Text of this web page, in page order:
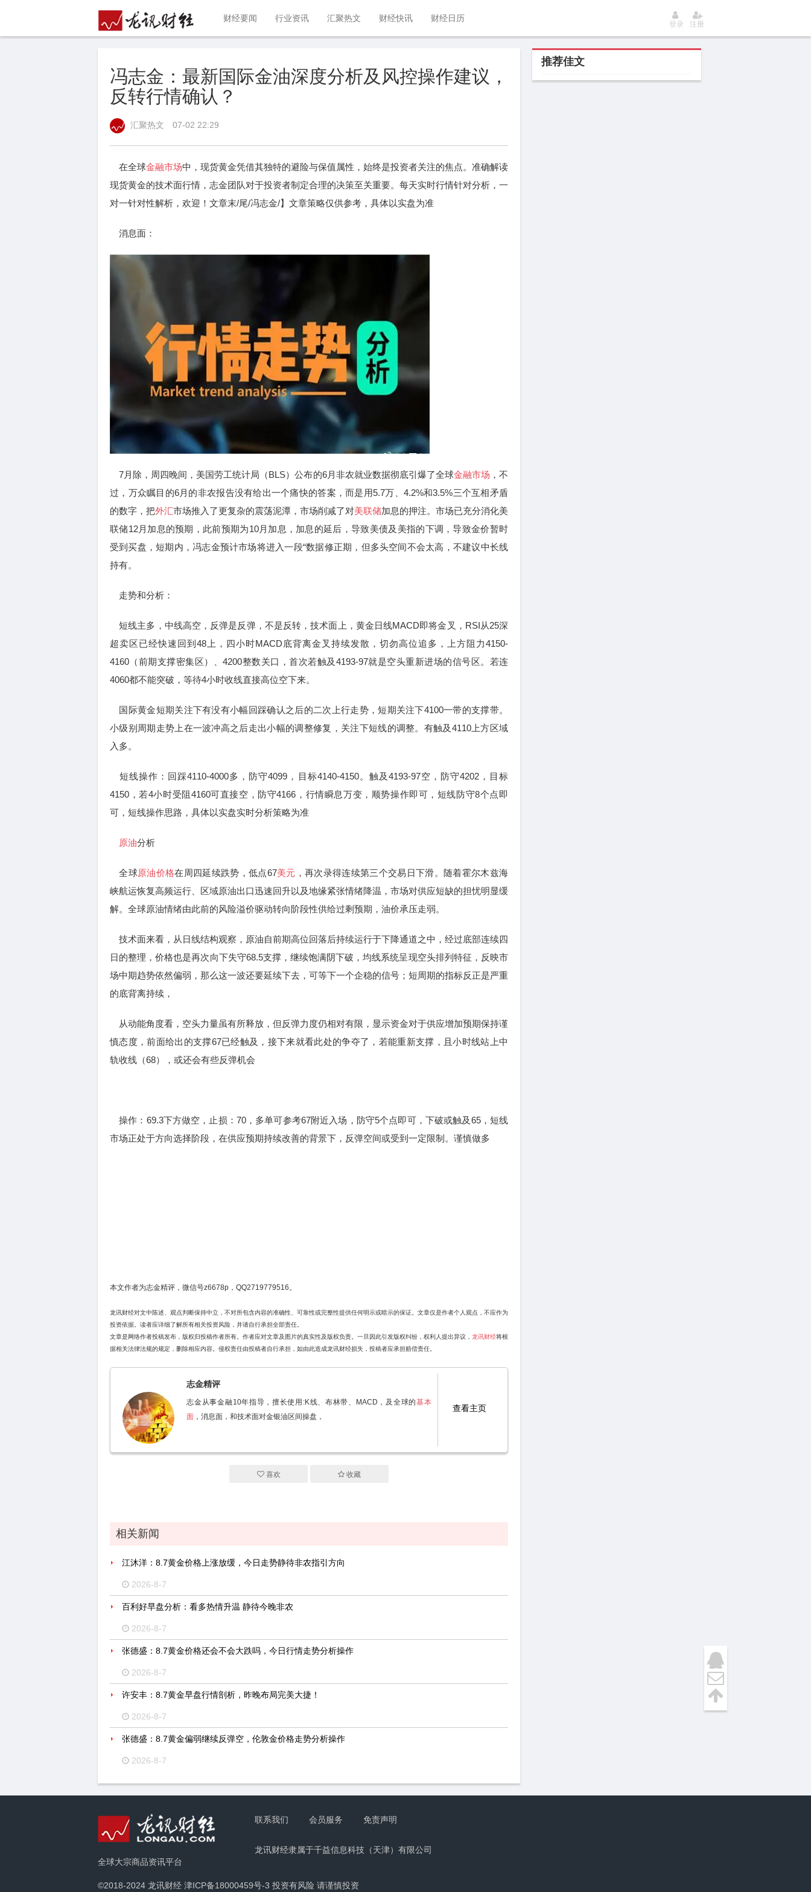
财经要闻 行业资讯 汇聚热文 财经快讯 财经日历
登录 注册
冯志金：最新国际金油深度分析及风控操作建议，
反转行情确认？
汇聚热文 07-02 22:29
在全球金融市场中，现货黄金凭借其独特的避险与保值属性，始终是投资者关注的焦点。准确解读
现货黄金的技术面行情，志金团队对于投资者制定合理的决策至关重要。每天实时行情针对分析，一
对一针对性解析，欢迎！文章末/尾/冯志金/】文章策略仅供参考，具体以实盘为准
消息面：
7月除，周四晚间，美国劳工统计局（BLS）公布的6月非农就业数据彻底引爆了全球金融市场 ，不
过，万众瞩目的6月的非农报告没有给出一个痛快的答案，而是用5.7万、4.2%和3.5%三个互相矛盾
的数字，把外汇市场推入了更复杂的震荡泥潭，市场削减了对美联储加息的押注。市场已充分消化美
联储12月加息的预期，此前预期为10月加息，加息的延后，导致美债及美指的下调，导致金价暂时
受到买盘，短期内，冯志金预计市场将进入一段“数据修正期，但多头空间不会太高，不建议中长线
持有。
走势和分析：
短线主多，中线高空，反弹是反弹，不是反转，技术面上，黄金日线MACD即将金叉，RSI从25深
超卖区已经快速回到48上，四小时MACD底背离金叉持续发散，切勿高位追多，上方阻力4150-
4160（前期支撑密集区）、4200整数关口，首次若触及4193-97就是空头重新进场的信号区。若连
4060都不能突破，等待4小时收线直接高位空下来。
国际黄金短期关注下有没有小幅回踩确认之后的二次上行走势，短期关注下4100一带的支撑带。
小级别周期走势上在一波冲高之后走出小幅的调整修复，关注下短线的调整。有触及4110上方区域
入多。
短线操作：回踩4110-4000多，防守4099，目标4140-4150。触及4193-97空，防守4202，目标
4150，若4小时受阻4160可直接空，防守4166，行情瞬息万变，顺势操作即可，短线防守8个点即
可，短线操作思路，具体以实盘实时分析策略为准
原油分析
全球原油价格在周四延续跌势，低点67美元 ，再次录得连续第三个交易日下滑。随着霍尔木兹海
峡航运恢复高频运行、区域原油出口迅速回升以及地缘紧张情绪降温，市场对供应短缺的担忧明显缓
解。全球原油情绪由此前的风险溢价驱动转向阶段性供给过剩预期，油价承压走弱。
技术面来看，从日线结构观察，原油自前期高位回落后持续运行于下降通道之中，经过底部连续四
日的整理，价格也是再次向下失守68.5支撑，继续饱满阴下破，均线系统呈现空头排列特征，反映市
场中期趋势依然偏弱，那么这一波还要延续下去，可等下一个企稳的信号；短周期的指标反正是严重
的底背离持续，
从动能角度看，空头力量虽有所释放，但反弹力度仍相对有限，显示资金对于供应增加预期保持谨
慎态度，前面给出的支撑67已经触及，接下来就看此处的争夺了，若能重新支撑，且小时线站上中
轨收线（68），或还会有些反弹机会
操作：69.3下方做空，止损：70，多单可参考67附近入场，防守5个点即可，下破或触及65，短线
市场正处于方向选择阶段，在供应预期持续改善的背景下，反弹空间或受到一定限制。谨慎做多
本文作者为志金精评，微信号z6678p，QQ2719779516。
龙讯财经对文中陈述、观点判断保持中立，不对所包含内容的准确性、可靠性或完整性提供任何明示或暗示的保证。文章仅是作者个人观点，不应作为
投资依据。读者应详细了解所有相关投资风险，并请自行承担全部责任。
文章是网络作者投稿发布，版权归投稿作者所有。作者应对文章及图片的真实性及版权负责。一旦因此引发版权纠纷，权利人提出异议， 龙讯财经将根
据相关法律法规的规定，删除相应内容。侵权责任由投稿者自行承担，如由此造成龙讯财经损失，投稿者应承担赔偿责任。
志金精评
志金从事金融10年指导，擅长使用:K线、布林带、MACD，及全球的基本
面 ，消息面，和技术面对金银油区间操盘，
查看主页
喜欢 收藏
相关新闻
江沐洋：8.7黄金价格上涨放缓，今日走势静待非农指引方向
2026-8-7
百利好早盘分析：看多热情升温 静待今晚非农
2026-8-7
张德盛：8.7黄金价格还会不会大跌吗，今日行情走势分析操作
2026-8-7
许安丰：8.7黄金早盘行情剖析，昨晚布局完美大捷！
2026-8-7
张德盛：8.7黄金偏弱继续反弹空，伦敦金价格走势分析操作
2026-8-7
推荐佳文
全球大宗商品资讯平台
联系我们 会员服务 免责声明
龙讯财经隶属于千益信息科技（天津）有限公司
©2018-2024 龙讯财经 津ICP备18000459号-3 投资有风险 请谨慎投资